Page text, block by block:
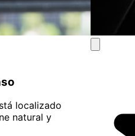
localizado
natural y